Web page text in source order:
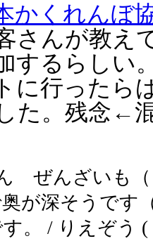
かくれんぼ
さんが教え
するらしい
に行ったら
た。残念←
ぜんざいも（
が深そうです
。 / りえぞう (